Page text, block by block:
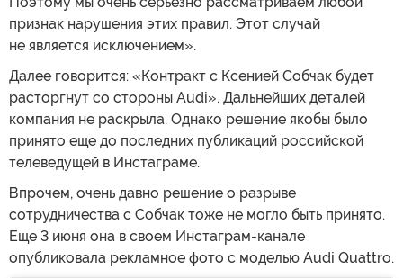
признак нарушения этих правил. Этот случай
не является исключением».
Далее говорится: «Контракт с Ксенией Собчак будет
расторгнут со стороны Audi». Дальнейших деталей
компания не раскрыла. Однако решение якобы было
принято еще до последних публикаций российской
телеведущей в Инстаграме.
Впрочем, очень давно решение о разрыве
сотрудничества с Собчак тоже не могло быть принято.
Еще 3 июня она в своем Инстаграм-канале
опубликовала рекламное фото с моделью Audi Quattro.